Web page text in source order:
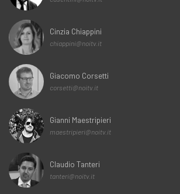
Cinzia Chiappini
chiappini@noitv.it
Giacomo Corsetti
corsetti@noitv.it
Gianni Maestripieri
maestripieri@noitv.it
Claudio Tanteri
tanteri@noitv.it